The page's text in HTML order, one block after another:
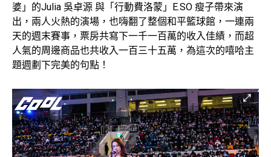
婆」的Julia 吳卓源 與「行動費洛蒙」E.SO 瘦子帶來演
出，兩人火熱的演場，也嗨翻了整個和平籃球館，一連兩
天的週末賽事， 票房共寫下一千一百萬的收入佳績， 而超
人氣的周邊商品也共收入一百三十五萬， 為這次的嘻哈主
題週劃下完美的句點！